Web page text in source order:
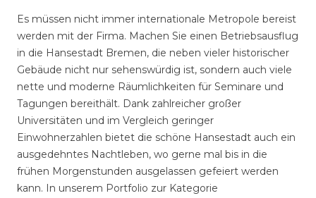
Es müssen nicht immer internationale Metropole bereist
werden mit der Firma. Machen Sie einen Betriebsausflug
in die Hansestadt Bremen, die neben vieler historischer
Gebäude nicht nur sehenswürdig ist, sondern auch viele
nette und moderne Räumlichkeiten für Seminare und
Tagungen bereithält. Dank zahlreicher großer
Universitäten und im Vergleich geringer
Einwohnerzahlen bietet die schöne Hansestadt auch ein
ausgedehntes Nachtleben, wo gerne mal bis in die
frühen Morgenstunden ausgelassen gefeiert werden
kann. In unserem Portfolio zur Kategorie